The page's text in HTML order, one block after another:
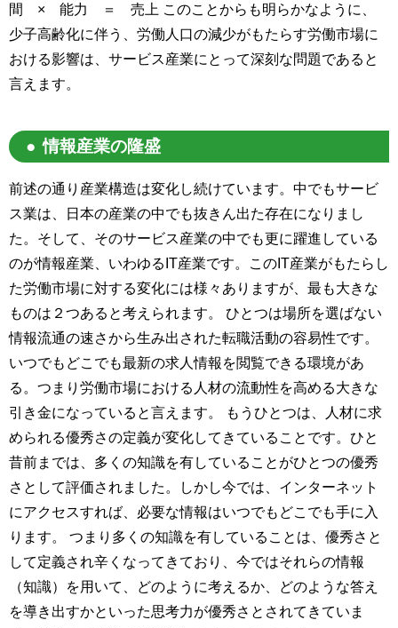
間 × 能力 ＝ 売上 このことからも明らかなように、
少子高齢化に伴う、労働人口の減少がもたらす労働市場に
おける影響は、サービス産業にとって深刻な問題であると
言えます。
情報産業の隆盛
前述の通り産業構造は変化し続けています。中でもサービ
ス業は、日本の産業の中でも抜きん出た存在になりまし
た。そして、そのサービス産業の中でも更に躍進している
のが情報産業、いわゆるIT産業です。このIT産業がもたらし
た労働市場に対する変化には様々ありますが、最も大きな
ものは２つあると考えられます。 ひとつは場所を選ばない
情報流通の速さから生み出された転職活動の容易性です。
いつでもどこでも最新の求人情報を閲覧できる環境があ
る。つまり労働市場における人材の流動性を高める大きな
引き金になっていると言えます。 もうひとつは、人材に求
められる優秀さの定義が変化してきていることです。ひと
昔前までは、多くの知識を有していることがひとつの優秀
さとして評価されました。しかし今では、インターネット
にアクセスすれば、必要な情報はいつでもどこでも手に入
ります。 つまり多くの知識を有していることは、優秀さと
して定義され辛くなってきており、今ではそれらの情報
（知識）を用いて、どのように考えるか、どのような答え
を導き出すかといった思考力が優秀さとされてきていま